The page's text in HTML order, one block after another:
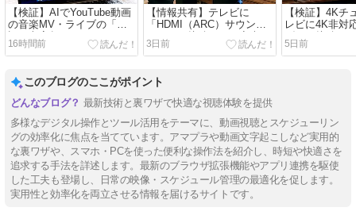
【検証】AIでYouTube動画
の音楽MV・ライブの「歌
詞の文字起こし」をさせる-
現在はGrokのみ対応のよう
16時間前
【情報共有】テレビに
「HDMI（ARC）サウンド
バー」を接続しても音声が
出力されない場合
3日前
【検証】4Kチ
レビに4K非対
ダーを接続し
アップコンバ
5日前
このブログのここがポイント
最新技術と裏ワザで快適な視聴体験を提供
多様なデジタル操作とツール活用をテーマに、動画視聴とスケジューリン
グの効率化に焦点を当てています。アマプラや動画文字起こしなど実用的
な裏ワザや、スマホ・PCを使った便利な操作法を紹介し、時短や快適さを
追求する手法を詳述します。最新のブラウザ拡張機能やアプリ連携を駆使
した工夫も登場し、日常の映像・スケジュール管理の最適化を促します。
実用性と効率化を両立させる情報を届けるサイトです。